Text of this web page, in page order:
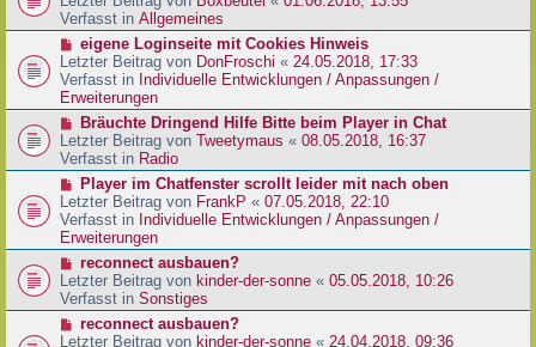
g
e
i
r
a
g
u
e
r
B
e
i
r
a
g
Verfasst in Allgemeines
N
e
u
e
r
B
e
i
r
a
g
eigene Loginseite mit Cookies Hinweis
Letzter Beitrag von DonFroschi « 24.05.2018, 17:33
Verfasst in Individuelle Entwicklungen / Anpassungen /
Erweiterungen
N
e
u
e
r
B
e
i
r
a
g
Bräuchte Dringend Hilfe Bitte beim Player in Chat
Letzter Beitrag von Tweetymaus « 08.05.2018, 16:37
Verfasst in Radio
N
e
u
e
r
B
e
i
Player im Chatfenster scrollt leider mit nach oben
Letzter Beitrag von FrankP « 07.05.2018, 22:10
Verfasst in Individuelle Entwicklungen / Anpassungen /
Erweiterungen
N
e
u
e
r
reconnect ausbauen?
Letzter Beitrag von kinder-der-sonne « 05.05.2018, 10:26
Verfasst in Sonstiges
N
e
reconnect ausbauen?
Letzter Beitrag von kinder-der-sonne « 24.04.2018, 09:36